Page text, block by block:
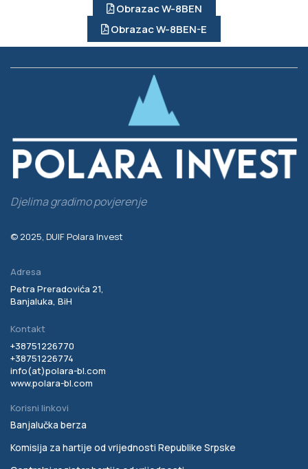
Obrazac W-8BEN
Obrazac W-8BEN-E
Djelima gradimo povjerenje
© 2025, DUIF Polara Invest
Adresa
Petra Preradovića 21,
Banjaluka, BiH
Kontakt
+38751226770
+38751226774
info(at)polara-bl.com
www.polara-bl.com
Korisni linkovi
Banjalučka berza
Komisija za hartije od vrijednosti Republike Srpske